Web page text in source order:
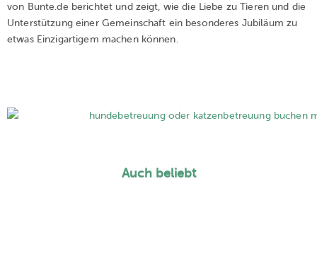
von Bunte.de berichtet und zeigt, wie die Liebe zu Tieren und die
Unterstützung einer Gemeinschaft ein besonderes Jubiläum zu
etwas Einzigartigem machen können.
Auch beliebt